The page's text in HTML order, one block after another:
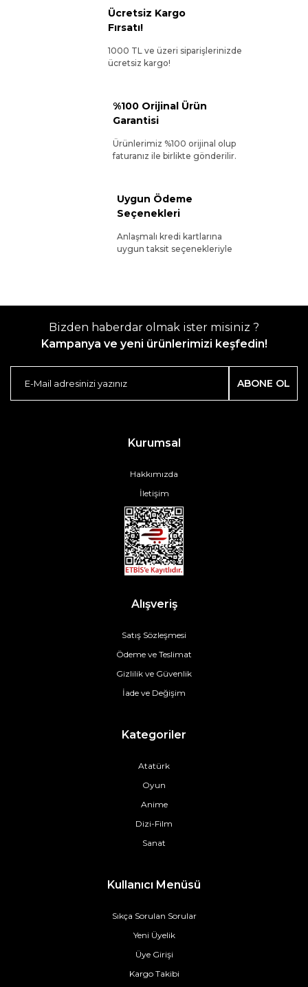
Ücretsiz Kargo
Fırsatı!
1000 TL ve üzeri siparişlerinizde
ücretsiz kargo!
%100 Orijinal Ürün
Garantisi
Ürünlerimiz %100 orijinal olup
faturanız ile birlikte gönderilir.
Uygun Ödeme
Seçenekleri
Anlaşmalı kredi kartlarına
uygun taksit seçenekleriyle
Bizden haberdar olmak ister misiniz ?
Kampanya ve yeni ürünlerimizi keşfedin!
ABONE OL
Kurumsal
Hakkımızda
İletişim
Alışveriş
Satış Sözleşmesi
Ödeme ve Teslimat
Gizlilik ve Güvenlik
İade ve Değişim
Kategoriler
Atatürk
Oyun
Anime
Dizi-Film
Sanat
Kullanıcı Menüsü
Sıkça Sorulan Sorular
Yeni Üyelik
Üye Girişi
Kargo Takibi